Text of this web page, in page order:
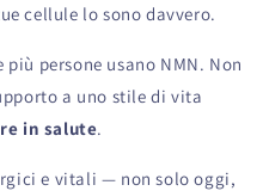
cellule lo sono davvero.
persone usano NMN. Non
a uno stile di vita
in salute.
e vitali — non solo oggi,